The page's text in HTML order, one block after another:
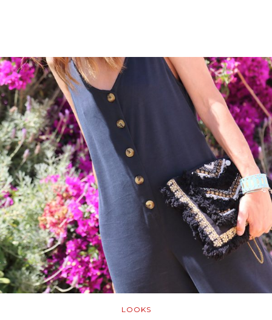
LOOKS